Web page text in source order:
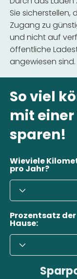
Sie sicherstellen,
Zugang zu
und nicht auf
öffentliche
angewiesen sind.
So viel
mit
sparen!
Wieviele
pro Jahr?
Prozentsatz
Hause: